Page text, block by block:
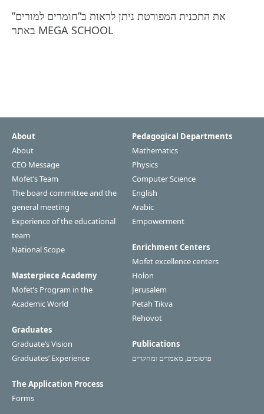
את התכנית המפורטת ניתן לראות ב”חומרים למורים”
MEGA SCHOOL
About
About
CEO Message
Mofet’s Team
The board committee and the
general meeting
Experience of the educational
team
National Scope
Pedagogical Departments
Mathematics
Physics
Computer Science
English
Arabic
Empowerment
Enrichment Centers
Mofet excellence centers
Holon
Jerusalem
Petah Tikva
Rehovot
Masterpiece Academy
Mofet’s Program in the
Academic World
Graduates
Graduate’s Vision
Graduates’ Experience
Publications
פרסומים, מאמרים ומחקרים
The Application Process
Forms